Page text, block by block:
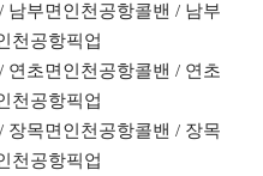
남부면인천공항콜밴 / 남부
천공항픽업
연초면인천공항콜밴 / 연초
천공항픽업
장목면인천공항콜밴 / 장목
천공항픽업